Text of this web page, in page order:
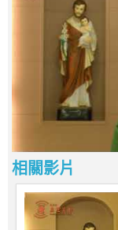
相關影片